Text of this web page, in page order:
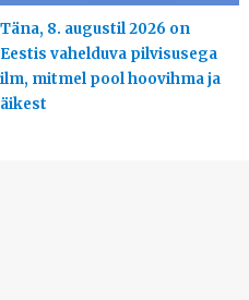
Täna, 8. augustil 2026 on
Eestis vahelduva pilvisusega
ilm, mitmel pool hoovihma ja
äikest